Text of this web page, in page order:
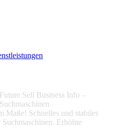
Sell Business Info –
Maße! Schnelles und stabiles
Erhöhte